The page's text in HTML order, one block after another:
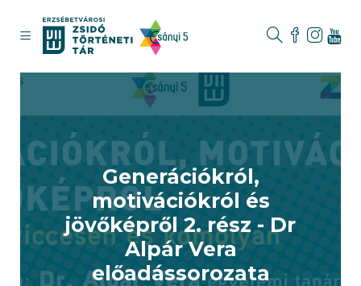
Generációkról,
motivációkról és
jövőképről 2. rész - Dr
Alpár Vera
előadássorozata